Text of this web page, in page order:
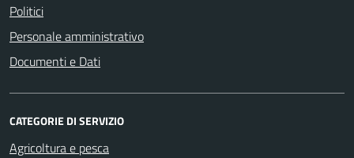
Politici
Personale amministrativo
Documenti e Dati
CATEGORIE DI SERVIZIO
Agricoltura e pesca